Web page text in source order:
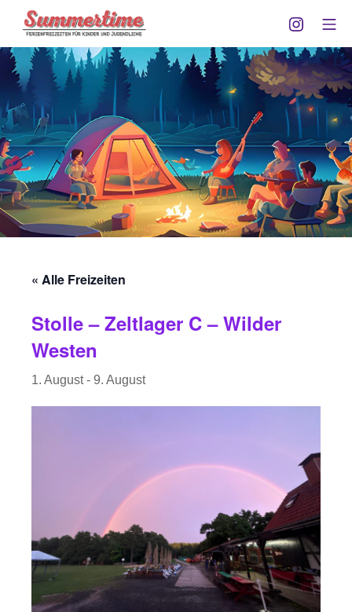
Inhalt
springen
Summertime Göttingen
« Alle Freizeiten
Stolle – Zeltlager C – Wilder
Westen
1. August- 9. August